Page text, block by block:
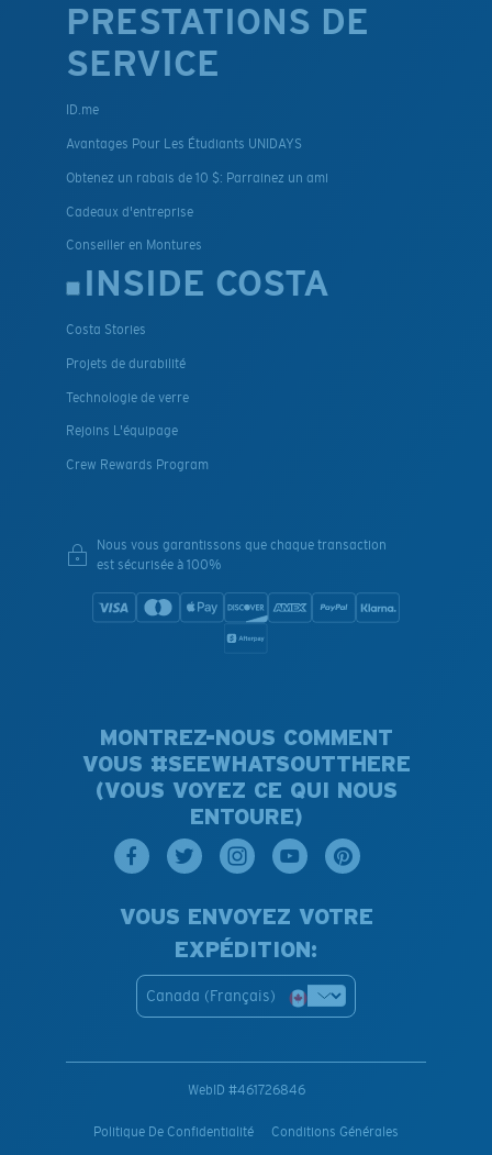
PRESTATIONS DE
SERVICE
ID.me
Avantages Pour Les Étudiants UNIDAYS
Obtenez un rabais de 10 $: Parrainez un ami
Cadeaux d'entreprise
Conseiller en Montures
INSIDE COSTA
Costa Stories
Projets de durabilité
Technologie de verre
Rejoins L'équipage
Crew Rewards Program
Nous vous garantissons que chaque transaction
est sécurisée à 100%
MONTREZ-NOUS COMMENT
VOUS #SEEWHATSOUTTHERE
(VOUS VOYEZ CE QUI NOUS
ENTOURE)
VOUS ENVOYEZ VOTRE
EXPÉDITION:
Canada (Français)
WebID #461726846
Politique De Confidentialité
Conditions Générales